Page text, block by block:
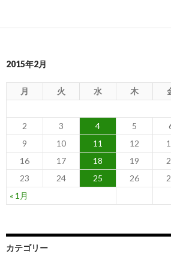
2015年2月
月 火 水 木
« 1月
2
3 4 5
9
10 11 12
16
17 18 19
23
24 25 26
カテゴリー